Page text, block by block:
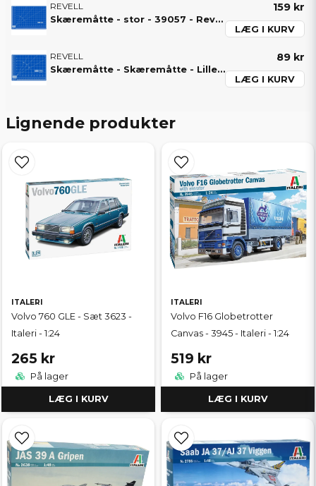
REVELL
Skæremåtte - stor - 39057 - Revell
159 kr
LÆG I KURV
REVELL
Skæremåtte - Skæremåtte - Lille - 39056 - Revell
89 kr
LÆG I KURV
Lignende produkter
ITALERI
Volvo 760 GLE - Sæt 3623 -
Italeri - 1:24
265 kr
På lager
LÆG I KURV
ITALERI
Volvo F16 Globetrotter
Canvas - 3945 - Italeri - 1:24
519 kr
På lager
LÆG I KURV